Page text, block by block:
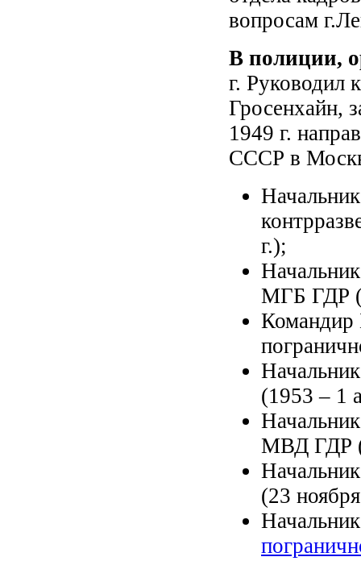
вопросам
В полиции,
г. Руководил
Гросенхайн,
1949 г.
СССР в
г.);
МГБ ГДР
Командир
(1953 – 1
МВД ГДР
(23